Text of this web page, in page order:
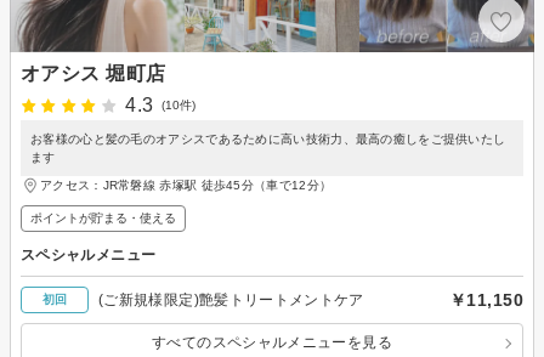
オアシス 堀町店
4.3
(10件)
お客様の心と髪の毛のオアシスであるために高い技術力、最高の癒しをご提供いたし
ます
アクセス：JR常磐線 赤塚駅 徒歩45分（車で12分）
ポイントが貯まる・使える
スペシャルメニュー
初回 (ご新規様限定)艶髪トリートメントケア ￥11,150
すべてのスペシャルメニューを見る